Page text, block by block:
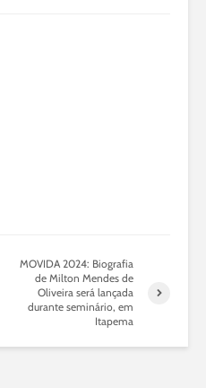
MOVIDA 2024: Biografia
de Milton Mendes de
Oliveira será lançada
durante seminário, em
Itapema